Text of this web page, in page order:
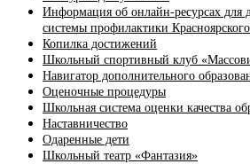
Информация об онлайн-ресурсах для
системы профилактики
Копилка достижений
Школьный спортивный клуб
Навигатор дополнительного
Оценочные процедуры
Школьная система оценки качества
Наставничество
Одаренные дети
Школьный театр «Фантазия»